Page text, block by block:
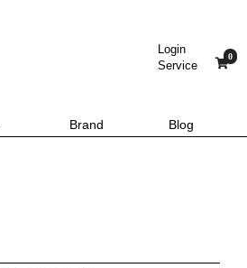
Login
Service
0
Brand Blog